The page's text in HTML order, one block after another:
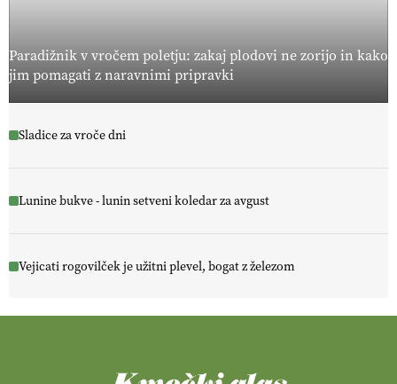
Paradižnik v vročem poletju: zakaj plodovi ne zorijo in kako
jim pomagati z naravnimi pripravki
Sladice za vroče dni
Lunine bukve - lunin setveni koledar za avgust
Vejicati rogovilček je užitni plevel, bogat z železom